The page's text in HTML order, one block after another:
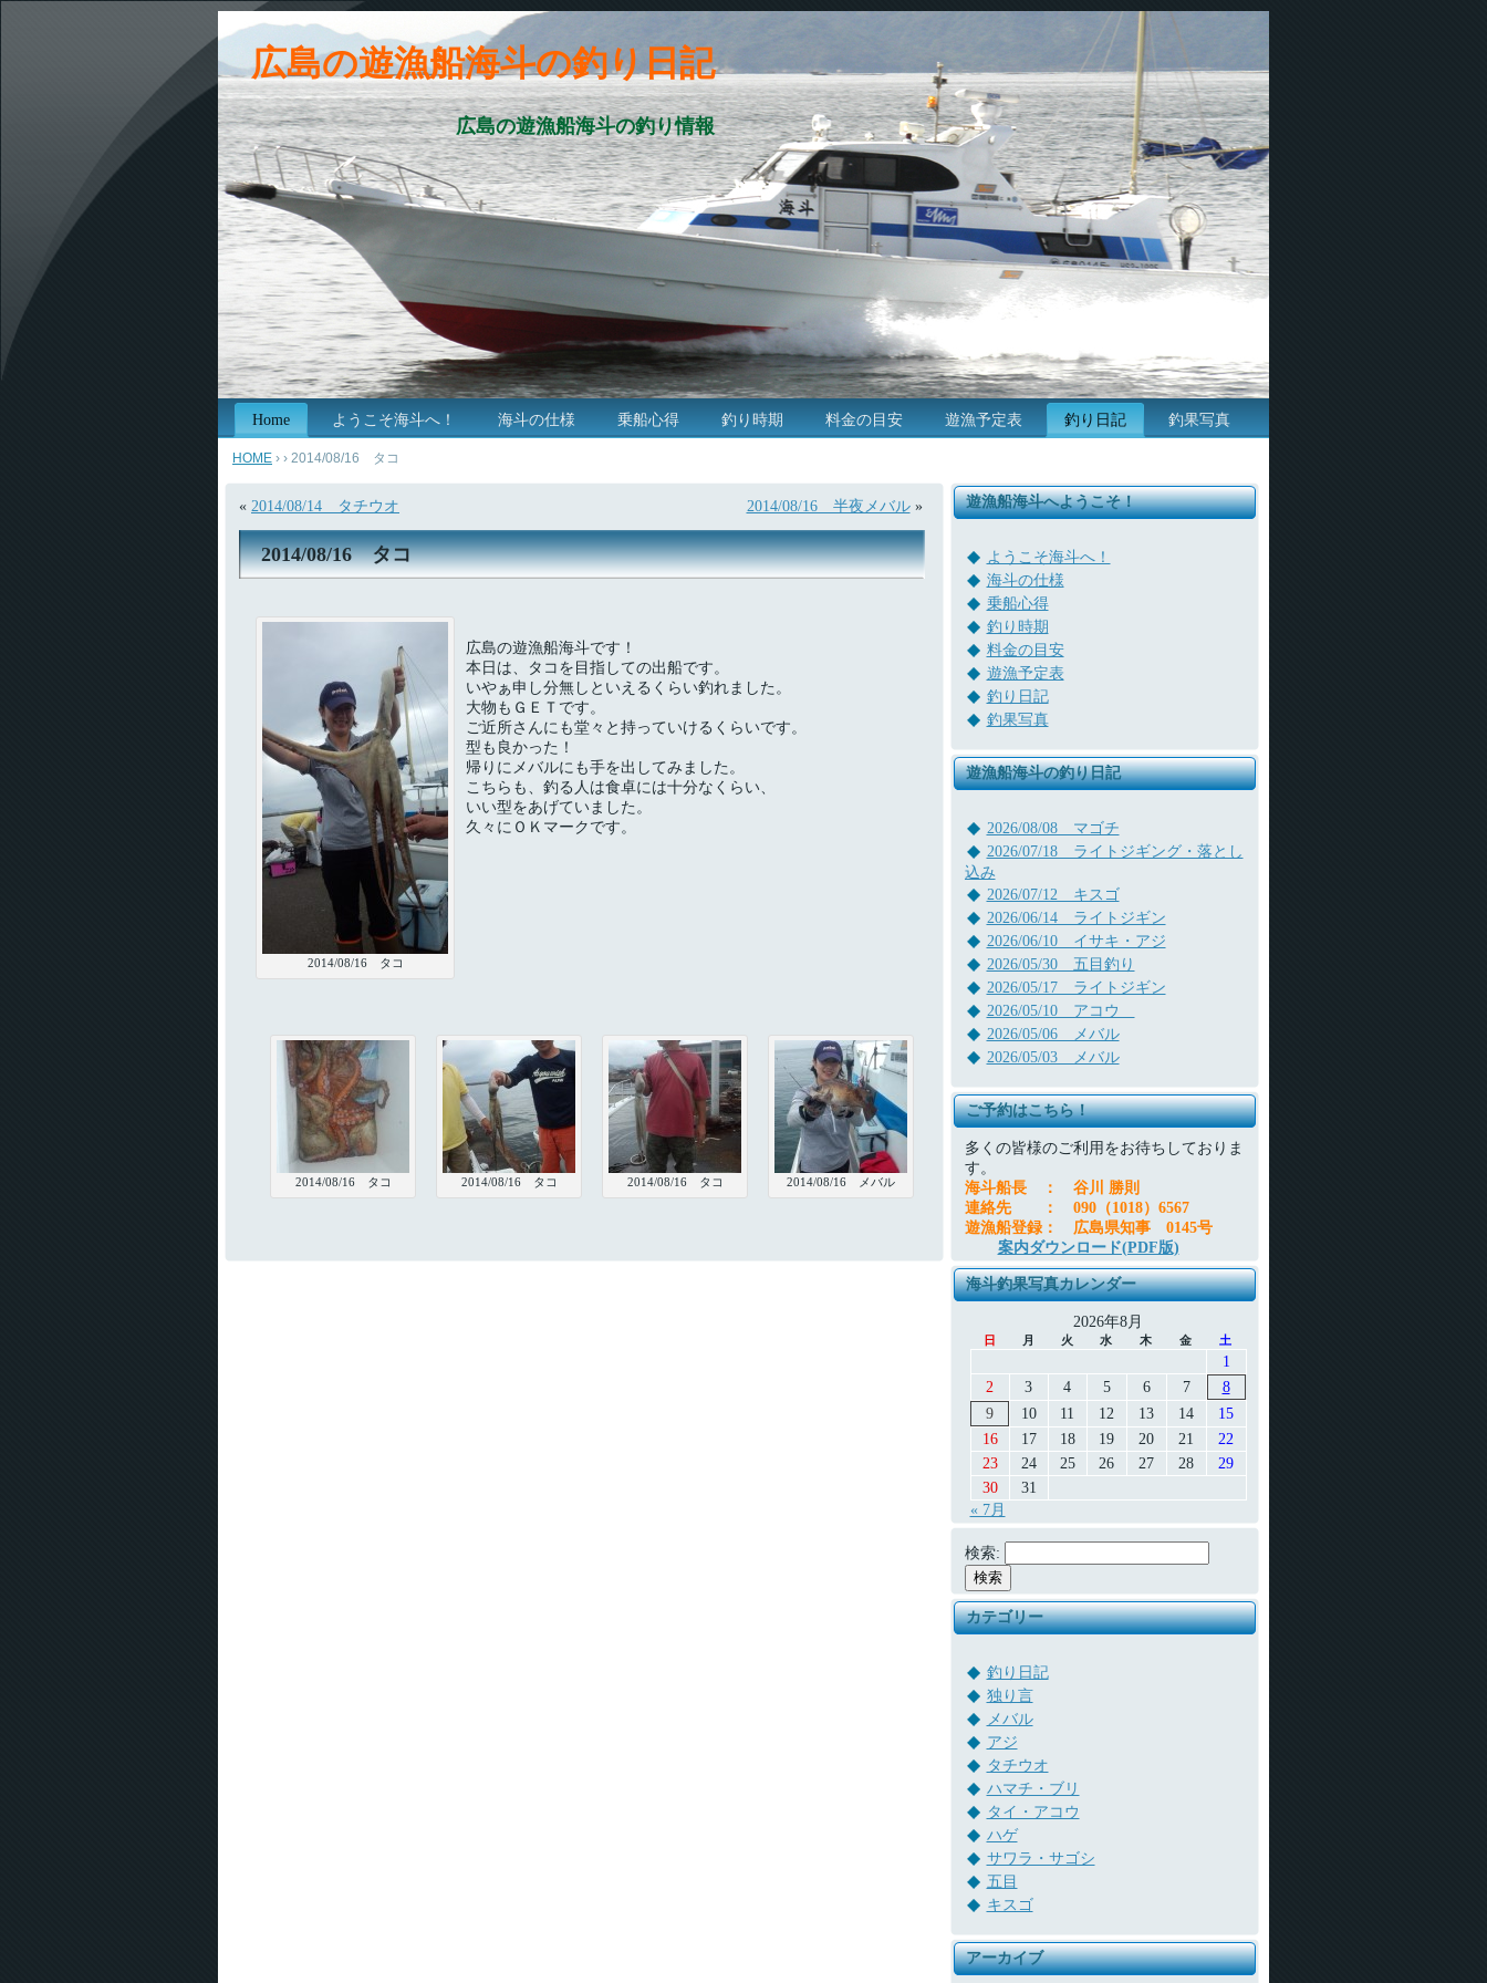
広島の遊漁船海斗の釣り日記
広島の遊漁船海斗の釣り情報
Home ようこそ海斗へ！ 海斗の仕様 乗船心得 釣り時期 料金の目安 遊漁予定表 釣り日記 釣果写真
HOME › › 2014/08/16 タコ
« 2014/08/14 タチウオ 2014/08/16 半夜メバル»
2014/08/16 タコ
2014/08/16 タコ
広島の遊漁船海斗です！
本日は、タコを目指しての出船です。
いやぁ申し分無しといえるくらい釣れました。
大物もＧＥＴです。
ご近所さんにも堂々と持っていけるくらいです。
型も良かった！
帰りにメバルにも手を出してみました。
こちらも、釣る人は食卓には十分なくらい、
いい型をあげていました。
久々にＯＫマークです。
2014/08/16 タコ 2014/08/16 タコ 2014/08/16 タコ 2014/08/16 メバル
遊漁船海斗へようこそ！
ようこそ海斗へ！
海斗の仕様
乗船心得
釣り時期
料金の目安
遊漁予定表
釣り日記
釣果写真
遊漁船海斗の釣り日記
2026/08/08 マゴチ
2026/07/18 ライトジギング・落とし
込み
2026/07/12 キスゴ
2026/06/14 ライトジギン
2026/06/10 イサキ・アジ
2026/05/30 五目釣り
2026/05/17 ライトジギン
2026/05/10 アコウ
2026/05/06 メバル
2026/05/03 メバル
ご予約はこちら！
多くの皆様のご利用をお待ちしておりま
す。
海斗船長
：
谷川 勝則
連絡先
：
090（1018）6567
遊漁船登録：
広島県知事 0145号
案内ダウンロード(PDF版)
海斗釣果写真カレンダー
2026年8月
日 月 火 水 木 金 土
« 7月
1
2
3 4 5 6 7
8
9
10 11 12 13 14
15
16
17 18 19 20 21
22
23
24 25 26 27 28
29
30
31
検索:
カテゴリー
釣り日記
独り言
メバル
アジ
タチウオ
ハマチ・ブリ
タイ・アコウ
ハゲ
サワラ・サゴシ
五目
キスゴ
アーカイブ